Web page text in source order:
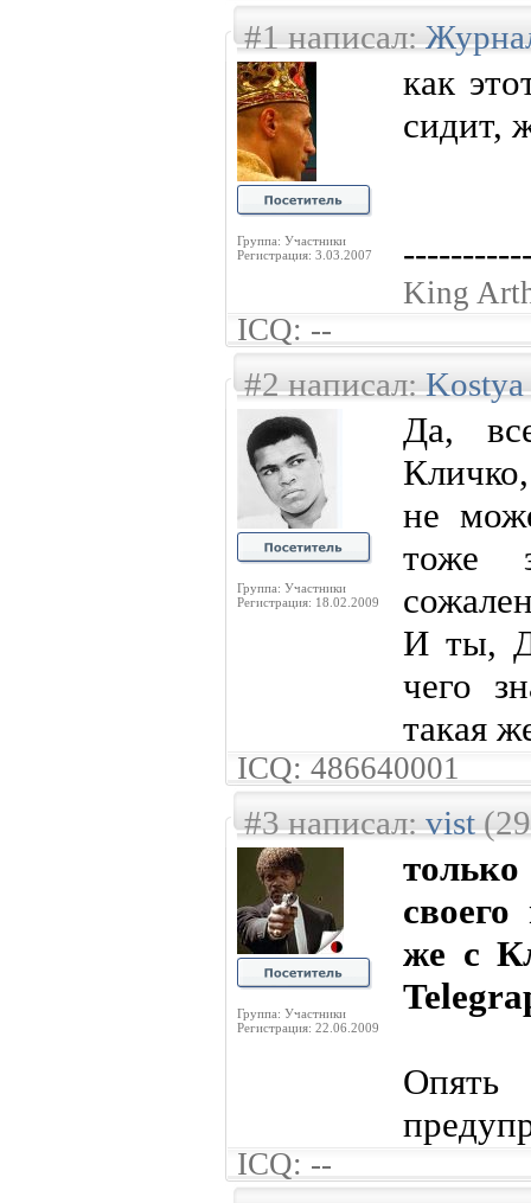
#1 написал:
Группа: Участники
Регистрация: 3.03.2007
как
сидит,
King
ICQ: --
#2 написал:Kostya
Группа: Участники
Регистрация: 18.02.2009
Да,
не
тоже
И ты,
чего
такая
ICQ: 486640001
#3 написал:vist(29
Группа: Участники
Регистрация: 22.06.2009
же с
ICQ: --